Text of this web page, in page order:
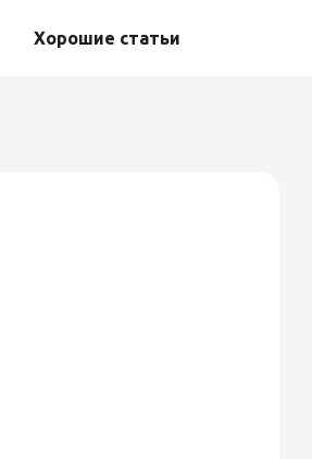
Хорошие статьи